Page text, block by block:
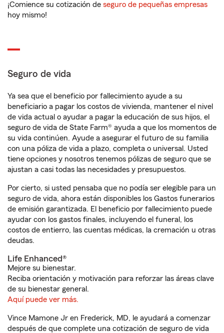
¡Comience su cotización de seguro de pequeñas empresas
hoy mismo!
Seguro de vida
Ya sea que el beneficio por fallecimiento ayude a su
beneficiario a pagar los costos de vivienda, mantener el nivel
de vida actual o ayudar a pagar la educación de sus hijos, el
seguro de vida de State Farm® ayuda a que los momentos de
su vida continúen. Ayude a asegurar el futuro de su familia
con una póliza de vida a plazo, completa o universal. Usted
tiene opciones y nosotros tenemos pólizas de seguro que se
ajustan a casi todas las necesidades y presupuestos.
Por cierto, si usted pensaba que no podía ser elegible para un
seguro de vida, ahora están disponibles los Gastos funerarios
de emisión garantizada. El beneficio por fallecimiento puede
ayudar con los gastos finales, incluyendo el funeral, los
costos de entierro, las cuentas médicas, la cremación u otras
deudas.
Life Enhanced®
Mejore su bienestar.
Reciba orientación y motivación para reforzar las áreas clave
de su bienestar general.
Aquí puede ver más.
Vince Mamone Jr en Frederick, MD, le ayudará a comenzar
después de que complete una cotización de seguro de vida